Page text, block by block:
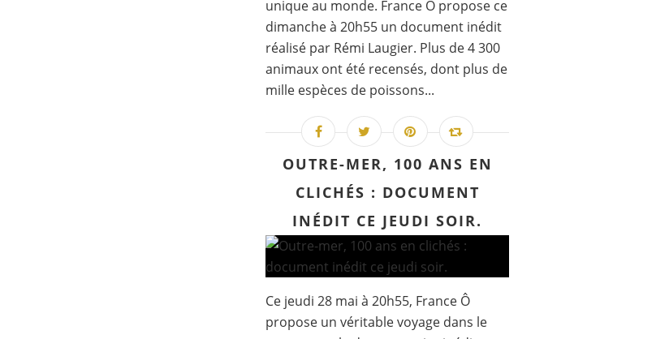
unique au monde. France Ô propose ce
dimanche à 20h55 un document inédit
réalisé par Rémi Laugier. Plus de 4 300
animaux ont été recensés, dont plus de
mille espèces de poissons...
OUTRE-MER, 100 ANS EN
CLICHÉS : DOCUMENT
INÉDIT CE JEUDI SOIR.
Ce jeudi 28 mai à 20h55, France Ô
propose un véritable voyage dans le